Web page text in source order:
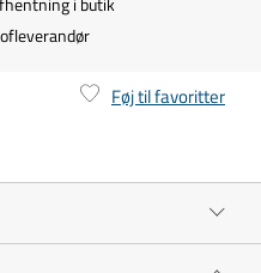
Føj til favoritter